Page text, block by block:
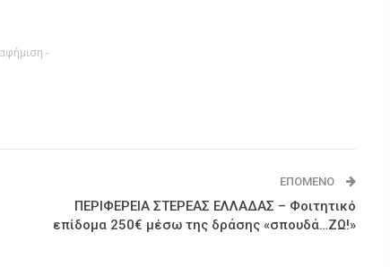
-
ΕΠΌΜΕΝΟ
ΠΕΡΙΦΕΡΕΙΑ ΣΤΕΡΕΑΣ ΕΛΛΑΔΑΣ – Φοιτητικό
επίδομα 250€ μέσω της δράσης «σπουδά…ΖΩ!»